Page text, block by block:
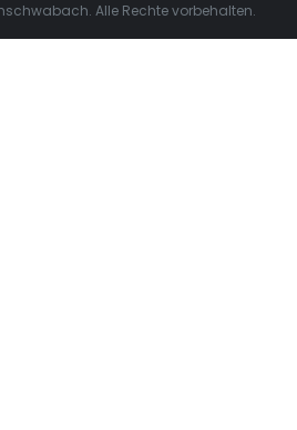
Alle Rechte vorbehalten.